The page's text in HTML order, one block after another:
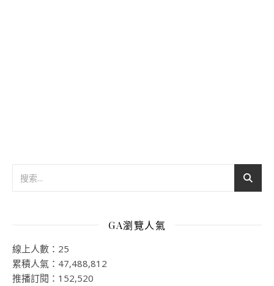
GA瀏覽人氣
線上人數：25
累積人氣：47,488,812
推播訂閱：152,520